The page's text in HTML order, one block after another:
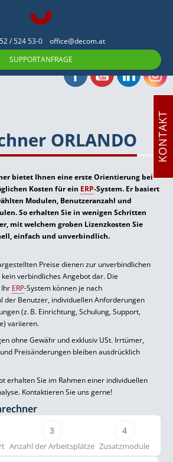
/ 524 53-0 office@decom.at
SUPPORTANFRAGE
ORLANDO
bietet Ihnen eine erste Orientierung bei
Kosten für ein ERP-System. Er basiert
Modulen, Benutzeranzahl und
So erhalten Sie in wenigen Schritten
mit welchem groben Lizenzkosten Sie
einfach und unverbindlich.
Preise dienen zur unverbindlichen
verbindliches Angebot dar. Die
ERP-System können je nach
der Benutzer, individuellen Anforderungen
(z. B. Einrichtung, Schulung, Support,
variieren.
ohne Gewähr und exklusiv USt. Irrtümer,
Preisänderungen bleiben ausdrücklich
erhalten Sie im Rahmen einer individuellen
Kontaktieren Sie uns gerne!
3
Anzahl der Arbeitsplätze
4
Zusatzmodule
KONTAKT